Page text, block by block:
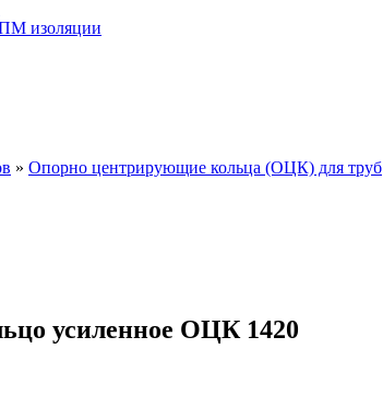
изоляции
» Опорно центрирующие кольца (ОЦК) для труб
усиленное ОЦК 1420